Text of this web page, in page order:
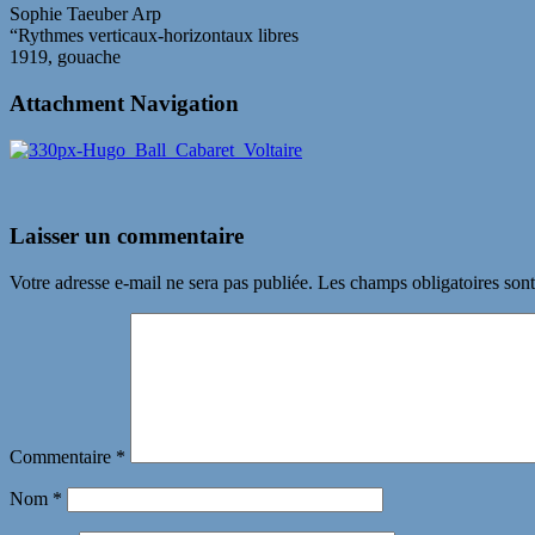
Sophie Taeuber Arp
“Rythmes verticaux-horizontaux libres
1919, gouache
Attachment Navigation
Laisser un commentaire
Votre adresse e-mail ne sera pas publiée. Les champs obligatoires
Commentaire *
Nom *